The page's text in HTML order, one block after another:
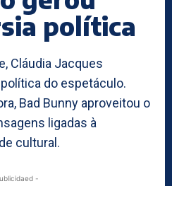
política
Cláudia Jacques
do espetáculo.
Bad Bunny aproveitou o
ligadas à
cultural.
-